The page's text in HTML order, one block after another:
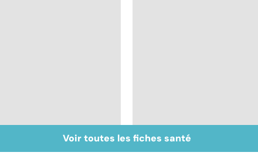
Tout savoir sur le
cancer de la vessie
Mélanome : le plus
redouté des cancers
Voir toutes les fiches santé